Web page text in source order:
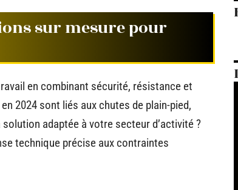
sur mesure pour
en combinant sécurité, résistance et
2024 sont liés aux chutes de plain-pied,
adaptée à votre secteur d’activité ?
technique précise aux contraintes